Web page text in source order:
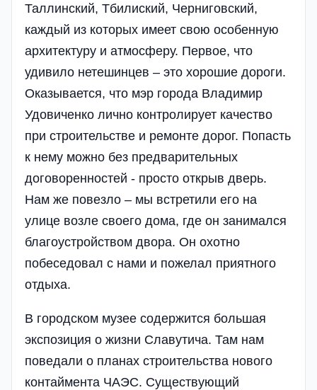
Таллинский, Тбилиский, Черниговский,
каждый из которых имеет свою особенную
архитектуру и атмосферу. Первое, что
удивило нетешинцев – это хорошие дороги.
Оказывается, что мэр города Владимир
Удовиченко лично контролирует качество
при строительстве и ремонте дорог. Попасть
к нему можно без предварительных
договоренностей - просто открыв дверь.
Нам же повезло – мы встретили его на
улице возле своего дома, где он занимался
благоустройством двора. Он охотно
побеседовал с нами и пожелал приятного
отдыха.
В городском музее содержится большая
экспозиция о жизни Славутича. Там нам
поведали о планах строительства нового
контаймента ЧАЭС. Существующий